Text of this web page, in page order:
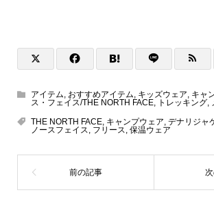
アイテム, おすすめアイテム, キッズウェア, キャ
ス・フェイス/THE NORTH FACE, トレッキング,
THE NORTH FACE, キャンプウェア, デナリジャ
ノースフェイス, フリース, 保温ウェア